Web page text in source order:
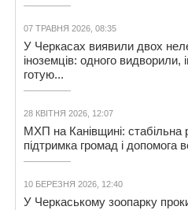
07 ТРАВНЯ 2026, 08:35
У Черкасах виявили двох
іноземців: одного видворили,
готую...
28 КВІТНЯ 2026, 12:07
МХП на Канівщині: стабільна
підтримка громад і допомога
10 БЕРЕЗНЯ 2026, 12:40
У Черкаському зоопарку